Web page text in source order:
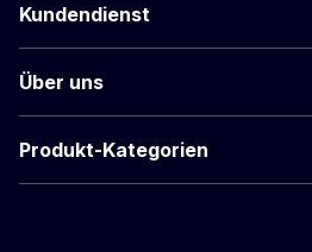
Kundendienst
Über uns
Produkt-Kategorien